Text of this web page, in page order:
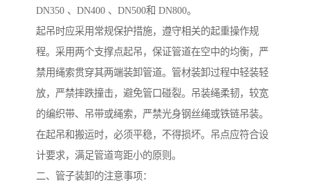
DN350 、DN400 、DN500和 DN800。
起吊时应采用常规保护措施，遵守相关的起重操作规
程。采用两个支撑点起吊，保证管道在空中的均衡，严
禁用绳索贯穿其两端装卸管道。管材装卸过程中轻装轻
放，严禁摔跌撞击，避免管口碰裂。吊装绳柔韧，较宽
的编织带、吊带或绳索，严禁光身钢丝绳或铁链吊装。
在起吊和搬运时，必须平稳，不得损坏。吊点应符合设
计要求，满足管道弯距小的原则。
二、管子装卸的注意事项：